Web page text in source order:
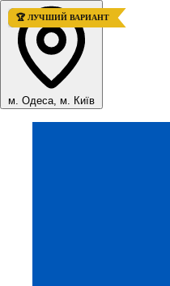
м. Одеса, м. Київ
🚀 ТОП ПРОДАЖ
🏆 ЛУЧШИЙ ВАРИАНТ